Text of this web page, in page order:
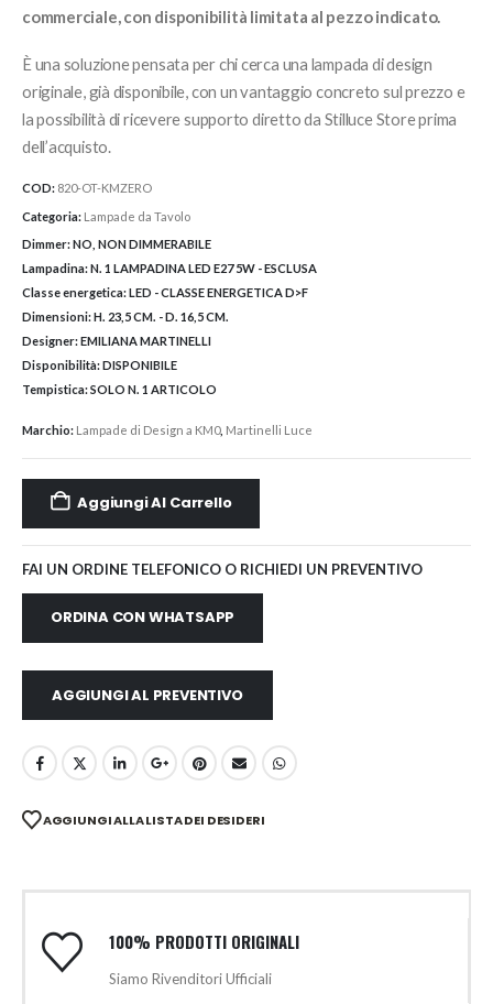
commerciale, con disponibilità limitata al pezzo indicato.
È una soluzione pensata per chi cerca una lampada di design
originale, già disponibile, con un vantaggio concreto sul prezzo e
la possibilità di ricevere supporto diretto da Stilluce Store prima
dell’acquisto.
COD: 820-OT-KMZERO
Categoria: Lampade da Tavolo
Dimmer:NO, NON DIMMERABILE
Lampadina:N. 1 LAMPADINA LED E27 5W - ESCLUSA
Classe energetica:LED - CLASSE ENERGETICA D>F
Dimensioni:H. 23,5 CM. - D. 16,5 CM.
Designer:EMILIANA MARTINELLI
Disponibilità:DISPONIBILE
Tempistica:SOLO N. 1 ARTICOLO
Marchio: Lampade di Design a KM0, Martinelli Luce
Aggiungi Al Carrello
FAI UN ORDINE TELEFONICO O RICHIEDI UN PREVENTIVO
ORDINA CON WHATSAPP
AGGIUNGI AL PREVENTIVO
AGGIUNGI ALLA LISTA DEI DESIDERI
100% PRODOTTI ORIGINALI
Siamo Rivenditori Ufficiali